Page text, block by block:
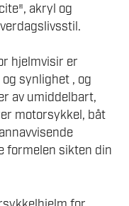
akryl og
hjelmvisir er
synlighet , og
av umiddelbart,
motorsykkel, båt
formelen sikten din